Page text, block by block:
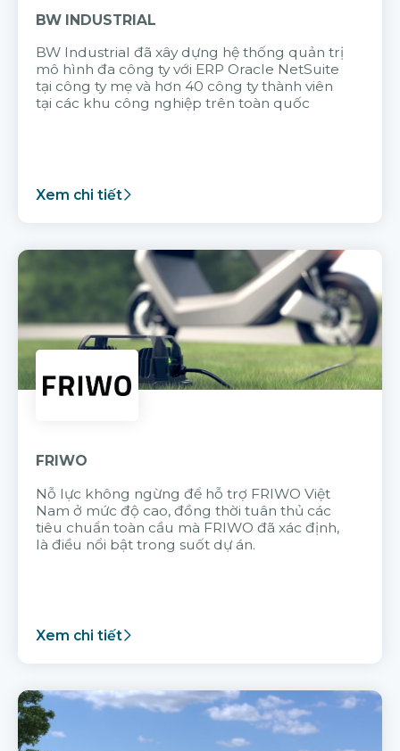
BW INDUSTRIAL
BW Industrial đã xây dựng hệ thống quản trị
mô hình đa công ty với ERP Oracle NetSuite
tại công ty mẹ và hơn 40 công ty thành viên
tại các khu công nghiệp trên toàn quốc
Xem chi tiết
FRIWO
Nỗ lực không ngừng để hỗ trợ FRIWO Việt
Nam ở mức độ cao, đồng thời tuân thủ các
tiêu chuẩn toàn cầu mà FRIWO đã xác định,
là điều nổi bật trong suốt dự án.
Xem chi tiết